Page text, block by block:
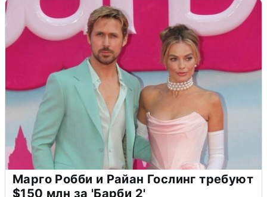
Марго Робби и Райан Гослинг требуют
$150 млн за 'Барби 2'